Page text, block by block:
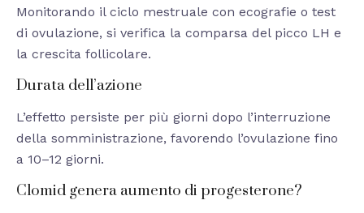
Monitorando il ciclo mestruale con ecografie o test
di ovulazione, si verifica la comparsa del picco LH e
la crescita follicolare.
Durata dell’azione
L’effetto persiste per più giorni dopo l’interruzione
della somministrazione, favorendo l’ovulazione fino
a 10–12 giorni.
Clomid genera aumento di progesterone?